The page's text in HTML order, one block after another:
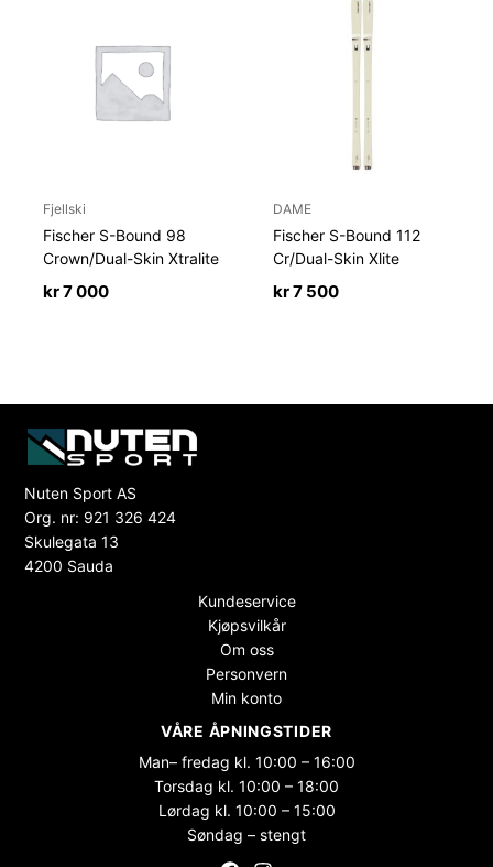
Fjellski
Fischer S-Bound 98
Crown/Dual-Skin Xtralite
kr7 000
DAME
Fischer S-Bound 112
Cr/Dual-Skin Xlite
kr7 500
Nuten Sport AS
Org. nr: 921 326 424
Skulegata 13
4200 Sauda
Kundeservice
Kjøpsvilkår
Om oss
Personvern
Min konto
VÅRE ÅPNINGSTIDER
Man– fredag kl. 10:00 – 16:00
Torsdag kl. 10:00 – 18:00
Lørdag kl. 10:00 – 15:00
Søndag – stengt